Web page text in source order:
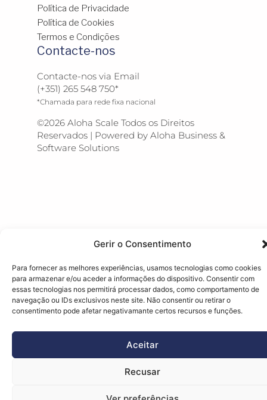
Gerir o Consentimento
Para fornecer as melhores experiências, usamos tecnologias como cookies
para armazenar e/ou aceder a informações do dispositivo. Consentir com
essas tecnologias nos permitirá processar dados, como comportamento de
navegação ou IDs exclusivos neste site. Não consentir ou retirar o
consentimento pode afetar negativamante certos recursos e funções.
Aceitar
Recusar
Política de Privacidade
Política de Cookies
Termos e Condições
Contacte-nos
Contacte-nos via Email
(+351) 265 548 750*
*Chamada para rede fixa nacional
©2026 Aloha Scale Todos os Direitos
Reservados | Powered byAloha Business &
Software Solutions